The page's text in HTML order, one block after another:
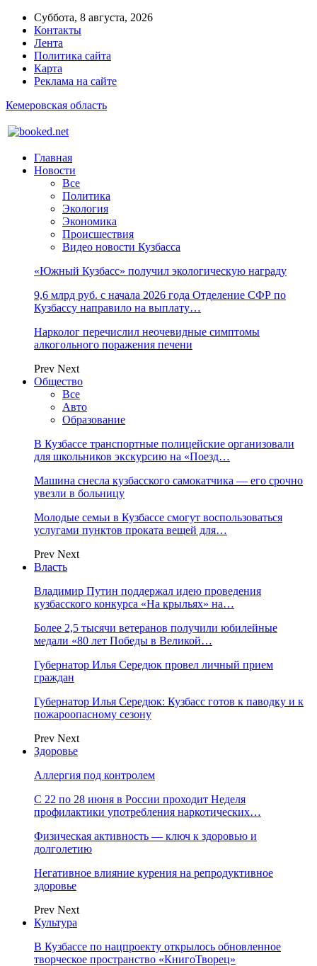
Суббота, 8 августа, 2026
Контакты
Лента
Политика сайта
Карта
Реклама на сайте
Кемеровская область
Главная
Новости
Все
Политика
Экология
Экономика
Происшествия
Видео новости Кузбасса
«Южный Кузбасс» получил экологическую награду
9,6 млрд руб. с начала 2026 года Отделение СФР по
Кузбассу направило на выплату…
Нарколог перечислил неочевидные симптомы
алкогольного поражения печени
Prev Next
Общество
Все
Авто
Образование
В Кузбассе транспортные полицейские организовали
для школьников экскурсию на «Поезд…
Машина снесла кузбасского самокатчика — его срочно
увезли в больницу
Молодые семьи в Кузбассе смогут воспользоваться
услугами пунктов проката вещей для…
Prev Next
Власть
Владимир Путин поддержал идею проведения
кузбасского конкурса «На крыльях» на…
Более 2,5 тысячи ветеранов получили юбилейные
медали «80 лет Победы в Великой…
Губернатор Илья Середюк провел личный прием
граждан
Губернатор Илья Середюк: Кузбасс готов к паводку и к
пожароопасному сезону
Prev Next
Здоровье
Аллергия под контролем
С 22 по 28 июня в России проходит Неделя
профилактики употребления наркотических…
Физическая активность — ключ к здоровью и
долголетию
Негативное влияние курения на репродуктивное
здоровье
Prev Next
Культура
В Кузбассе по нацпроекту открылось обновленное
творческое пространство «КнигоТворец»